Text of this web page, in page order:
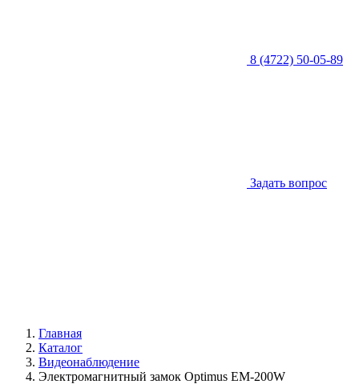
8 (4722) 50-05-89
Задать вопрос
Главная
Каталог
Видеонаблюдение
Электромагнитный замок Optimus EM-200W